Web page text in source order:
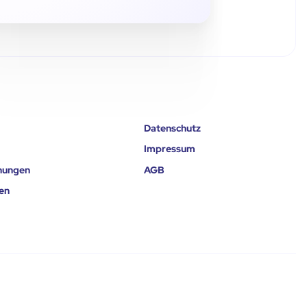
Datenschutz
Impressum
AGB